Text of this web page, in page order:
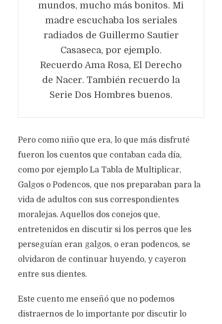
mundos, mucho más bonitos. Mi
madre escuchaba los seriales
radiados de Guillermo Sautier
Casaseca, por ejemplo.
Recuerdo Ama Rosa, El Derecho
de Nacer. También recuerdo la
Serie Dos Hombres buenos.
Pero como niño que era, lo que más disfruté
fueron los cuentos que contaban cada día,
como por ejemplo La Tabla de Multiplicar,
Galgos o Podencos, que nos preparaban para la
vida de adultos con sus correspondientes
moralejas. Aquellos dos conejos que,
entretenidos en discutir si los perros que les
perseguían eran galgos, o eran podencos, se
olvidaron de continuar huyendo, y cayeron
entre sus dientes.
Este cuento me enseñó que no podemos
distraernos de lo importante por discutir lo